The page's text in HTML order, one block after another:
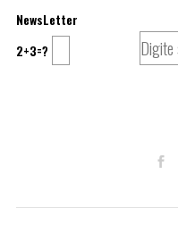
NewsLetter
2+3=?